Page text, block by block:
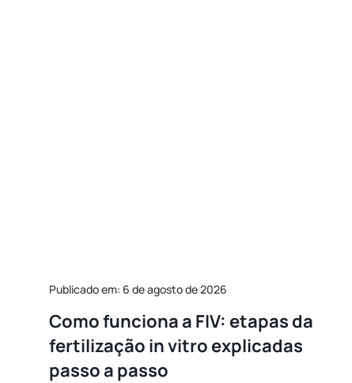
Publicado em: 6 de agosto de 2026
Como funciona a FIV: etapas da
fertilização in vitro explicadas
passo a passo